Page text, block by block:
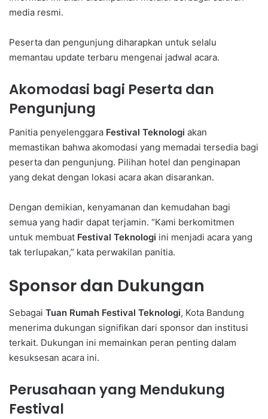
media resmi.
Peserta dan pengunjung diharapkan untuk selalu
memantau update terbaru mengenai jadwal acara.
Akomodasi bagi Peserta dan
Pengunjung
Panitia penyelenggara Festival Teknologi akan
memastikan bahwa akomodasi yang memadai tersedia bagi
peserta dan pengunjung. Pilihan hotel dan penginapan
yang dekat dengan lokasi acara akan disarankan.
Dengan demikian, kenyamanan dan kemudahan bagi
semua yang hadir dapat terjamin. “Kami berkomitmen
untuk membuat Festival Teknologi ini menjadi acara yang
tak terlupakan,” kata perwakilan panitia.
Sponsor dan Dukungan
Sebagai Tuan Rumah Festival Teknologi, Kota Bandung
menerima dukungan signifikan dari sponsor dan institusi
terkait. Dukungan ini memainkan peran penting dalam
kesuksesan acara ini.
Perusahaan yang Mendukung
Festival